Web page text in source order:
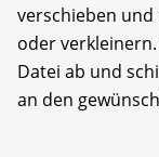
verschieben
oder
Datei ab und
an den